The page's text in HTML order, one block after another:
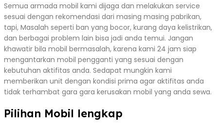
Semua armada mobil kami dijaga dan melakukan service
sesuai dengan rekomendasi dari masing masing pabrikan,
tapi, Masalah seperti ban yang bocor, kurang daya kelistrikan,
dan berbagai problem lain bisa jadi anda temui. Jangan
khawatir bila mobil bermasalah, karena kami 24 jam siap
mengantarkan mobil pengganti yang sesuai dengan
kebutuhan aktifitas anda. Sedapat mungkin kami
memberikan unit dengan kondisi prima agar aktifitas anda
tidak terhambat gara gara kerusakan mobil yang anda sewa.
Pilihan Mobil lengkap